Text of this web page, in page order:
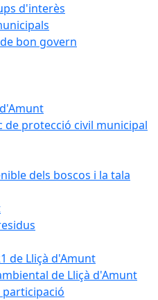
d'interès
bon govern
de protecció civil municipal
dels boscos i la tala
de Lliçà d'Amunt
de Lliçà d'Amunt
participació